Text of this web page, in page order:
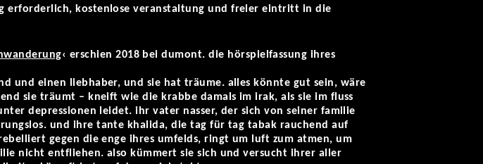
erforderlich, kostenlose veranstaltung und freier eintritt in die
‹ erschien 2018 bei dumont. die hörspielfassung ihres
und einen liebhaber, und sie hat träume. alles könnte gut sein, wäre
sie träumt – kneift wie die krabbe damals im irak, als sie im fluss
depressionen leidet. ihr vater nasser, der sich von seiner familie
und ihre tante khalida, die tag für tag tabak rauchend auf
gegen die enge ihres umfelds, ringt um luft zum atmen, um
nicht entfliehen. also kümmert sie sich und versucht ihrer aller